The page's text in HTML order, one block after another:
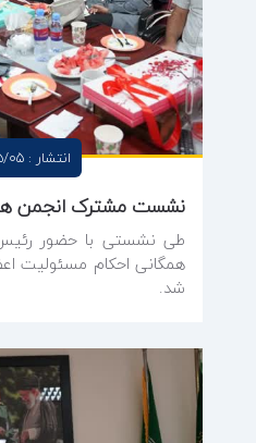
انتشار : 1403/05/05
طی نشستی با حضور
همگانی احکام مسئولیت
شد.